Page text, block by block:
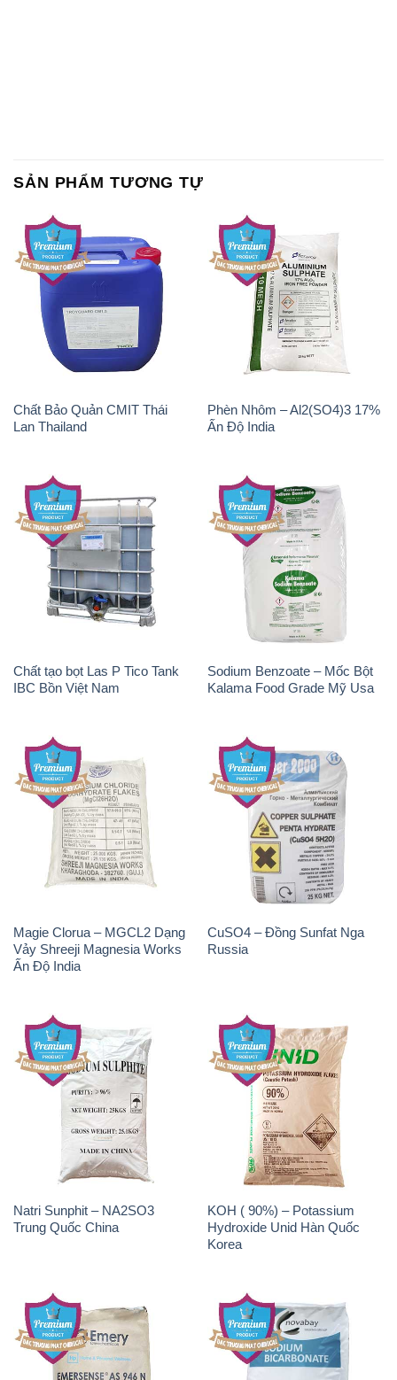
Chất Bảo Quản CMIT Thái
Lan Thailand
Phèn Nhôm – Al2(SO4)3 17%
Ấn Độ India
Chất tạo bọt Las P Tico Tank
IBC Bồn Việt Nam
Sodium Benzoate – Mốc Bột
Kalama Food Grade Mỹ Usa
Magie Clorua – MGCL2 Dạng
Vảy Shreeji Magnesia Works
Ấn Độ India
CuSO4 – Đồng Sunfat Nga
Natri Sunphit – NA2SO3
Trung Quốc China
KOH ( 90%) – Potassium
Hydroxide Unid Hàn Quốc